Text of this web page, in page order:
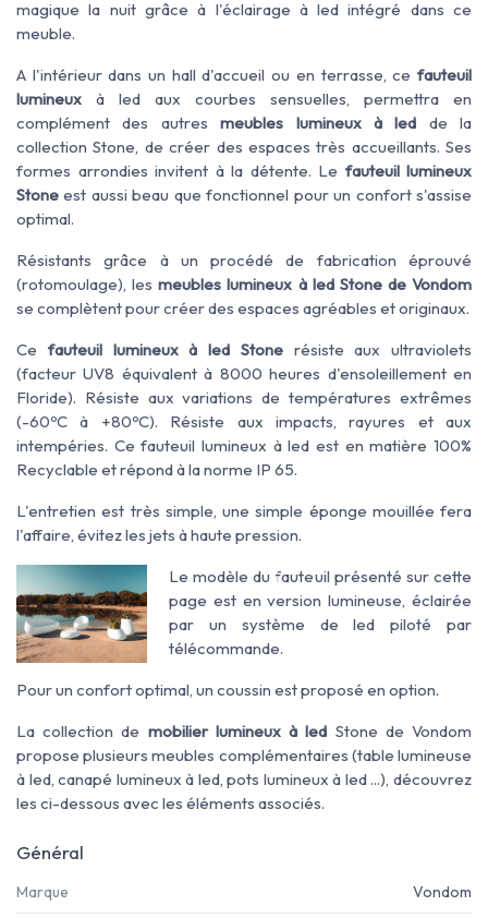
magique la nuit grâce à l'éclairage à led intégré dans ce
meuble.
A l'intérieur dans un hall d'accueil ou en terrasse, ce fauteuil
lumineux à led aux courbes sensuelles, permettra en
complément des autresmeubles lumineux à led de la
collection Stone, de créer des espaces très accueillants. Ses
formes arrondies invitent à la détente. Le fauteuil lumineux
Stone est aussi beau que fonctionnel pour un confort s'assise
optimal.
Résistants grâce à un procédé de fabrication éprouvé
(rotomoulage), lesmeubles lumineux à led Stone de Vondom
se complètent pour créer des espaces agréables et originaux.
Ce fauteuil lumineux à led Stonerésiste aux ultraviolets
(facteur UV8 équivalent à 8000 heures d'ensoleillement en
Floride). Résiste aux variations de températures extrêmes
(-60ºC à +80ºC). Résiste aux impacts, rayures et aux
intempéries. Ce fauteuil lumineux à led est en matière 100%
Recyclable et répond à la norme IP 65.
L'entretien est très simple, une simple éponge mouillée fera
l'affaire, évitez les jets à haute pression.
Le modèle du fauteuil présenté sur cette
page est en version lumineuse, éclairée
par un système de led piloté par
télécommande.
Pour un confort optimal, un coussin est proposé en option.
La collection de mobilier lumineux à led Stone de Vondom
propose plusieurs meubles complémentaires (table lumineuse
à led, canapé lumineux à led, pots lumineux à led ...), découvrez
les ci-dessous avec les éléments associés.
Général
Marque Vondom